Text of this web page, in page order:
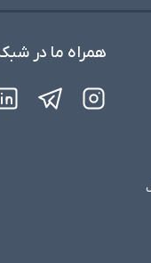
همراه ما در